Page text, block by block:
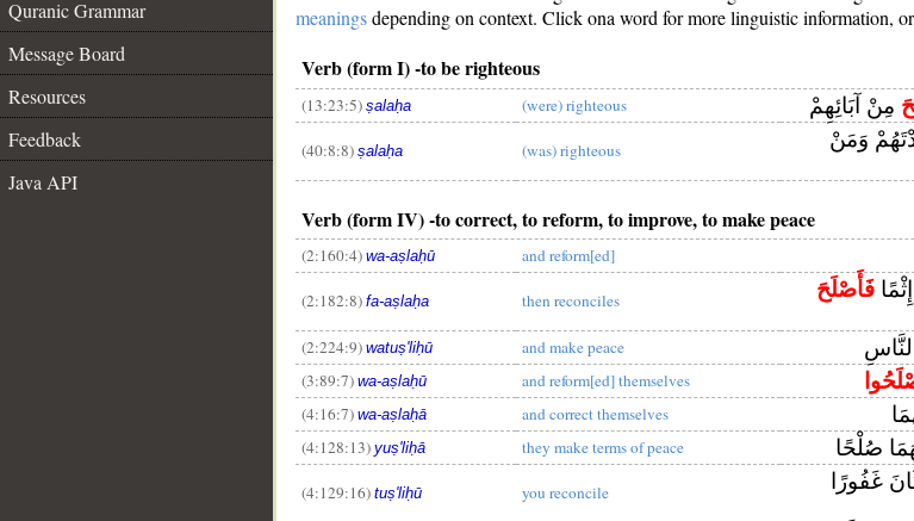
Quranic Grammar
Message Board
Resources
Feedback
Java API
meaningsdepending on context. Click ona word for more linguistic information,
Verb (form I) -to be righteous
(13:23:5) ṣalaḥa (were) righteous مِنْ آبَائِهِمْ
(40:8:8) ṣalaḥa (was) righteous
وَمَنْ
Verb (form IV) -to correct, to reform, to improve, to make peace
(2:160:4) wa-aṣlaḥū and reform[ed]
(2:182:8) fa-aṣlaḥa then reconciles
فَأَصْلَحَ
(2:224:9) watuṣ'liḥū and make peace
(3:89:7) wa-aṣlaḥū and reform[ed] themselves
(4:16:7) wa-aṣlaḥā and correct themselves
(4:128:13) yuṣ'liḥā they make terms of peace صُلْحًا
(4:129:16) tuṣ'liḥū you reconcile
غَفُورًا